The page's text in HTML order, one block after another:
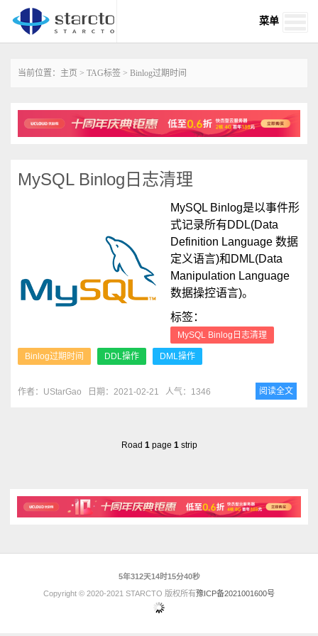
菜单
当前位置： 主页 > TAG标签 > Binlog过期时间
MySQL Binlog日志清理
MySQL Binlog是以事件形
式记录所有DDL(Data
Definition Language 数据
定义语言)和DML(Data
Manipulation Language
数据操控语言)。
标签：
MySQL Binlog日志清理
Binlog过期时间 DDL操作 DML操作
作者：UStarGao 日期：2021-02-21 人气：1346 阅读全文
Road 1page 1strip
5年312天14时15分40秒
Copyright © 2020-2021 STARCTO 版权所有豫ICP备2021001600号